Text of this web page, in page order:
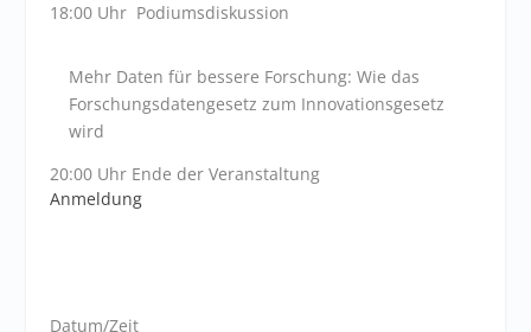
18:00 Uhr Podiumsdiskussion
Mehr Daten für bessere Forschung: Wie das
Forschungsdatengesetz zum Innovationsgesetz
wird
20:00 Uhr Ende der Veranstaltung
Anmeldung
Datum/Zeit